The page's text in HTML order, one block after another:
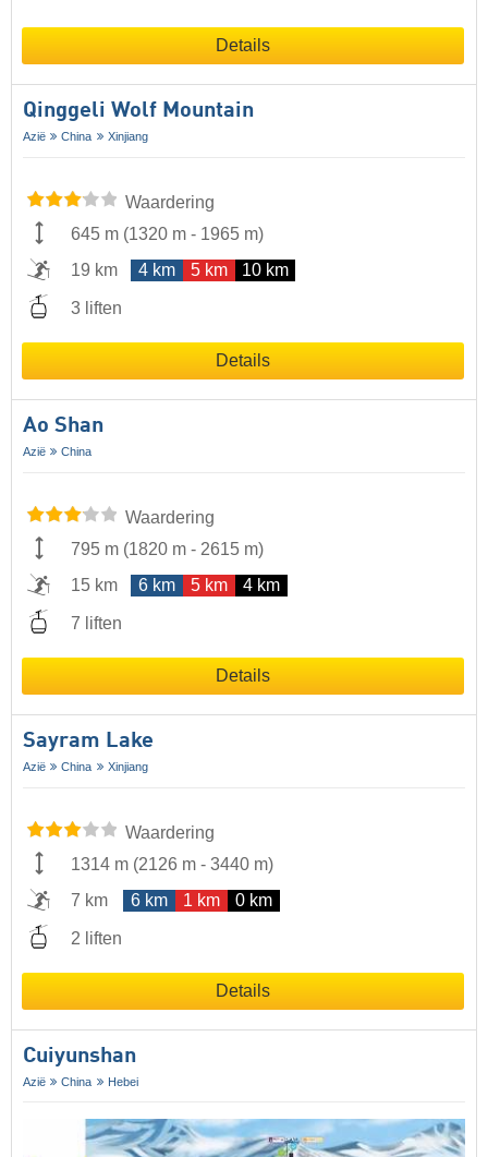
Details
Qinggeli Wolf Mountain
Azië China Xinjiang
Waardering
645 m (1320 m - 1965 m)
19 km
4 km 5 km 10 km
3 liften
Details
Ao Shan
Azië China
Waardering
795 m (1820 m - 2615 m)
15 km
6 km 5 km 4 km
7 liften
Details
Sayram Lake
Azië China Xinjiang
Waardering
1314 m (2126 m - 3440 m)
7 km
6 km 1 km 0 km
2 liften
Details
Cuiyunshan
Azië China Hebei